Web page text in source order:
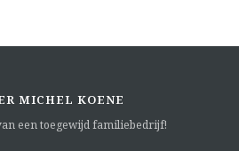
MICHEL KOENE
een toegewijd familiebedrijf!